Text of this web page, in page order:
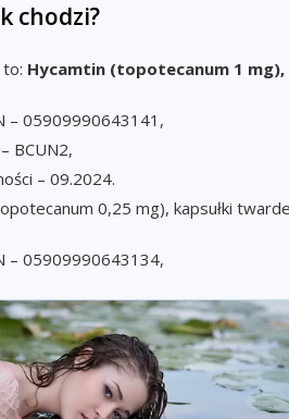
chodzi?
to: Hycamtin (topotecanum 1
– 05909990643141,
BCUN2,
– 09.2024.
0,25 mg), kapsułki
– 05909990643134,